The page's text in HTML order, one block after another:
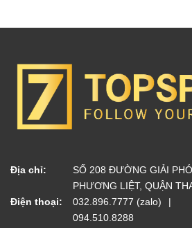
Địa chỉ:
SỐ 208 ĐƯỜNG GIẢI
PHƯƠNG LIỆT, QUẬN
Điện thoại:
032.896.7777 (zalo)
094.510.8288